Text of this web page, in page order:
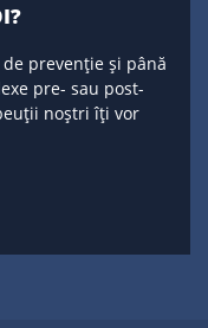
prevenție și până
pre- sau post-
noștri îți vor